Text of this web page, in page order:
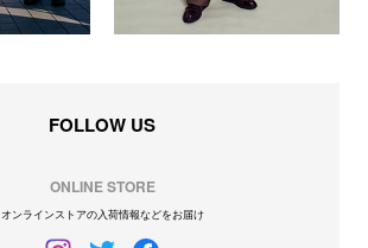
FOLLOW US
ONLINE STORE
オンラインストアの入荷情報などをお届け